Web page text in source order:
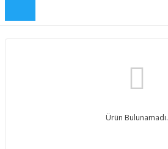
Ürün Bulunamadı.